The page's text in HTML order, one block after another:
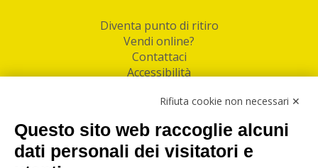
Diventa punto di ritiro
Vendi online?
Contattaci
Accessibilità
Facebook
Linkedin
Rifiuta cookie non necessari ✕
Questo sito web raccoglie alcuni
dati personali dei visitatori e